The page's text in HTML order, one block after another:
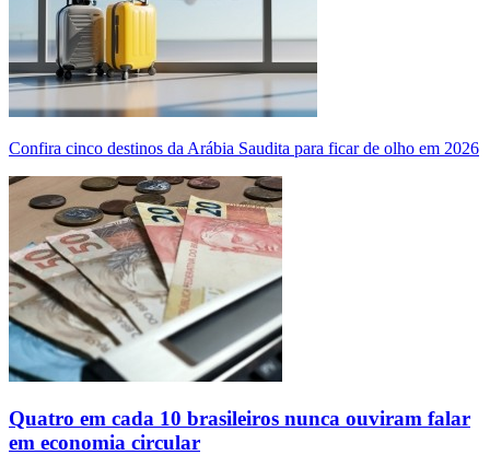
Confira cinco destinos da Arábia Saudita para ficar de olho em 2026
Quatro em cada 10 brasileiros nunca ouviram falar
em economia circular